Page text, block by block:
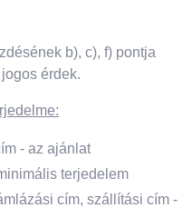
b), c), f) pontja
érdek.
- az ajánlat
terjedelem
cím, szállítási cím -